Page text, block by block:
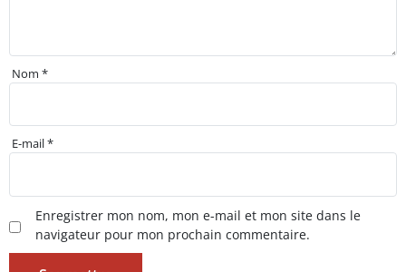
Nom*
E-mail*
Enregistrer mon nom, mon e-mail et mon site dans le
navigateur pour mon prochain commentaire.